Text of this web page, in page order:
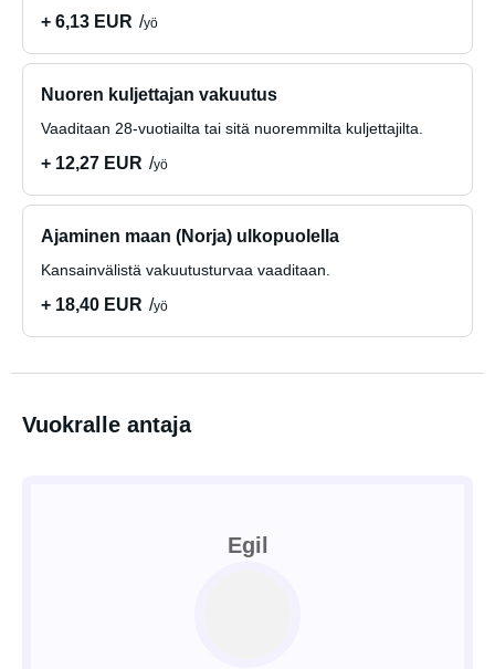
+ 6,13 EUR
yö
Nuoren kuljettajan vakuutus
Vaaditaan 28-vuotiailta tai sitä nuoremmilta kuljettajilta.
+ 12,27 EUR yö
Ajaminen maan (Norja) ulkopuolella
Kansainvälistä vakuutusturvaa vaaditaan.
+ 18,40 EUR yö
Vuokralle antaja
Egil